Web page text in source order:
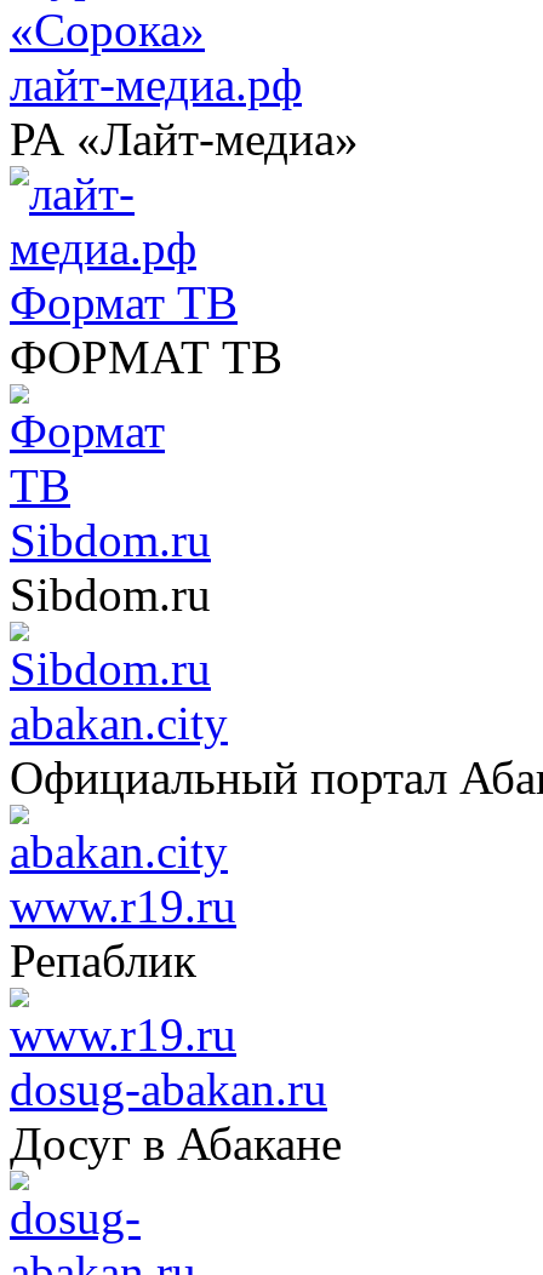
лайт-медиа.рф
РА «Лайт-медиа»
Формат ТВ
ФОРМАТ ТВ
Sibdom.ru
Sibdom.ru
abakan.city
Официальный портал
www.r19.ru
Репаблик
dosug-abakan.ru
Досуг в Абакане